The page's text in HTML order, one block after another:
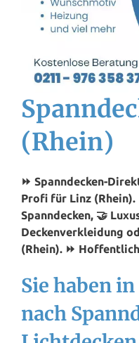
(Rhein)
⏩ Spanndecken-
Profi für Linz
Spanndecken, 🤝
Deckenverkleidung
(Rhein). ⏩
Sie haben
nach